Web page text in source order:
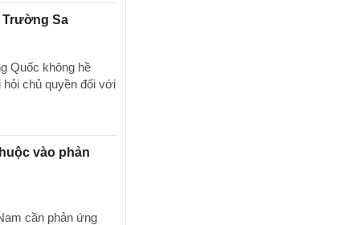
Trường Sa
Quốc không hề
chủ quyền đối với
vào phản
cần phản ứng